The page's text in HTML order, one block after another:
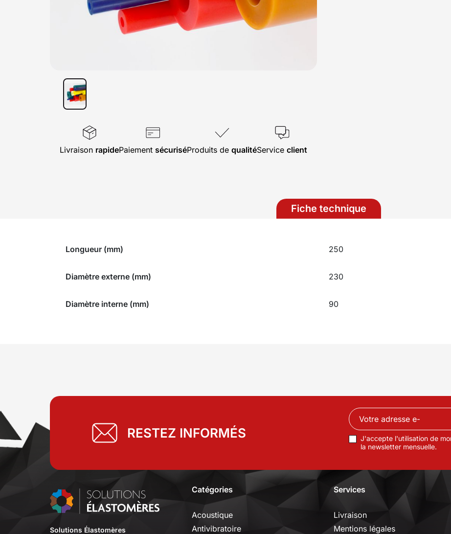
Livraison rapidePaiement sécuriséProduits de qualitéService client
Fiche technique
Longueur (mm) 250
Diamètre externe (mm) 230
Diamètre interne (mm) 90
RESTEZ INFORMÉS
J'accepte l'utilisation de
la newsletter mensuelle.
Solutions Élastomères
Catégories
Acoustique
Antivibratoire
Services
Livraison
Mentions légales